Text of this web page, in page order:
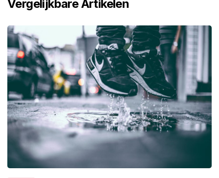
Vergelijkbare Artikelen